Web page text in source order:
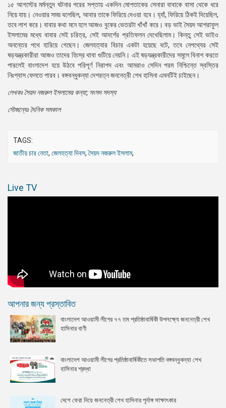
১৫ আগস্টের মর্মন্তুদ ঘটনার পরের সপ্তায় একদিন মোশতাকের সেনারা বাবাকে বাসা থেকে ধরে
নিয়ে যায়। নেওয়ার সময় বলেছিল, আবার তাকে ফিরিয়ে দেওয়া হবে। হ্যাঁ, ফিরিয়ে ঠিকই দিয়েছিল,
তবে লাশ করে। বাবার কথা মনে হলে আজও বুকের ভেতরটা খাঁখাঁ করে। বড় ভাই সৈয়দ আশরাফুল
ইসলামের মধ্যে বাবার সেই চরিত্র, সেই আদর্শের প্রতিফলন দেখেছিলাম। কিন্তু সেই ভাইও
অনন্তের পথে হারিয়ে গেছেন। জেলহত্যার বিচার একটা হয়েছে বটে, তবে নেপথ্যের সেই
ষড়যন্ত্রকারীরা আজও তাদের হিংস্র থাবা গুটিয়ে নেয়নি। এই ষড়যন্ত্রকারীদের সমূলে বিনাশ করতে
পারলেই বাংলাদেশ হয়ে উঠবে পরিপূর্ণ নিরাপদ এবং আমরাও সেদিন পরম নিশ্চিন্তে স্বস্তির
নিঃশ্বাস ফেলতে পারব। বঙ্গবন্ধুকন্যা দেশরত্ন জননেত্রী শেখ হাসিনা এমনটিই চাইছেন।
লেখকঃ সৈয়দ নজরুল ইসলামের কন্যা; সংসদ সদস্য
সৌজন্যেঃ দৈনিক সমকাল
TAGS:
জাতীয় চার নেতা, জেলহত্যা দিবস,সৈয়দ নজরুল ইসলাম,
Live TV
আপনার জন্য প্রস্তাবিত
বাংলাদেশ আওয়ামী লীগের ৭৭ তম প্রতিষ্ঠাবার্ষিকী উপলক্ষ্যে জননেত্রী শেখ
হাসিনার বাণী
বাংলাদেশ আওয়ামী লীগের প্রতিষ্ঠাবার্ষিকীতে সভাপতি বঙ্গবন্ধুকন্যা শেখ
হাসিনার শ্রদ্ধা
দেশে ফেরা নিয়ে জননেত্রী শেখ হাসিনার পূর্নাঙ্গ সাক্ষাৎকার